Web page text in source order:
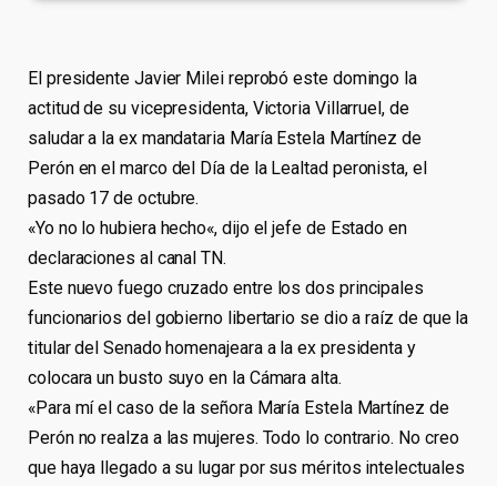
El presidente Javier Milei reprobó este domingo la
actitud de su vicepresidenta, Victoria Villarruel, de
saludar a la ex mandataria María Estela Martínez de
Perón en el marco del Día de la Lealtad peronista, el
pasado 17 de octubre.
«Yo no lo hubiera hecho«, dijo el jefe de Estado en
declaraciones al canal TN.
Este nuevo fuego cruzado entre los dos principales
funcionarios del gobierno libertario se dio a raíz de que la
titular del Senado homenajeara a la ex presidenta y
colocara un busto suyo en la Cámara alta.
«Para mí el caso de la señora María Estela Martínez de
Perón no realza a las mujeres. Todo lo contrario. No creo
que haya llegado a su lugar por sus méritos intelectuales